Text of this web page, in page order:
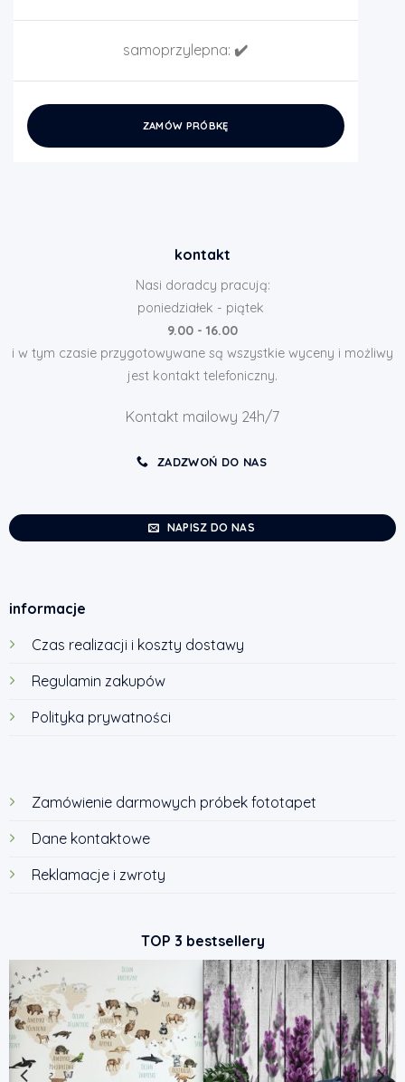
samoprzylepna: ✔️
ZAMÓW PRÓBKĘ
kontakt
Nasi doradcy pracują:
poniedziałek - piątek
9.00 - 16.00
i w tym czasie przygotowywane są wszystkie wyceny i możliwy
jest kontakt telefoniczny.
Kontakt mailowy 24h/7
ZADZWOŃ DO NAS
NAPISZ DO NAS
informacje
Czas realizacji i koszty dostawy
Regulamin zakupów
Polityka prywatności
Zamówienie darmowych próbek fototapet
Dane kontaktowe
Reklamacje i zwroty
TOP 3 bestsellery